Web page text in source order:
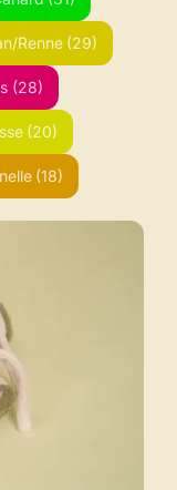
Renne (29)
(28)
(20)
(18)